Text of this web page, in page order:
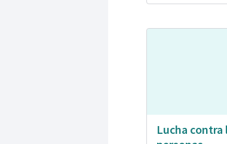
Lucha contra